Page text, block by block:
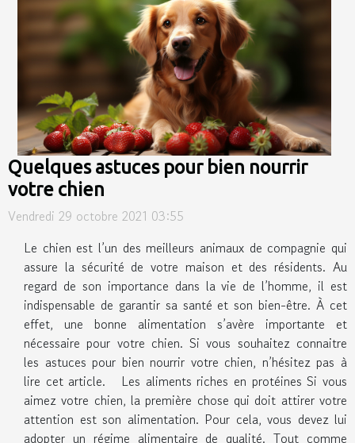
Quelques astuces pour bien nourrir
votre chien
Vendredi 29 octobre 2021 03:55
Le chien est l’un des meilleurs animaux de compagnie qui
assure la sécurité de votre maison et des résidents. Au
regard de son importance dans la vie de l’homme, il est
indispensable de garantir sa santé et son bien-être. À cet
effet, une bonne alimentation s’avère importante et
nécessaire pour votre chien. Si vous souhaitez connaitre
les astuces pour bien nourrir votre chien, n’hésitez pas à
lire cet article. Les aliments riches en protéines Si vous
aimez votre chien, la première chose qui doit attirer votre
attention est son alimentation. Pour cela, vous devez lui
adopter un régime alimentaire de qualité. Tout comme